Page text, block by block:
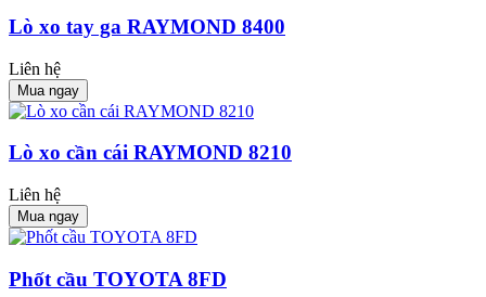
Lò xo tay ga RAYMOND 8400
Liên hệ
Mua ngay
Lò xo cần cái RAYMOND 8210
Liên hệ
Mua ngay
Phốt cầu TOYOTA 8FD